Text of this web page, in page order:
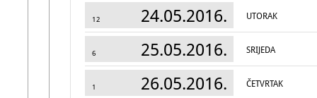
12 24.05.2016. UTORAK
6 25.05.2016. SRIJEDA
1 26.05.2016. ČETVRTAK